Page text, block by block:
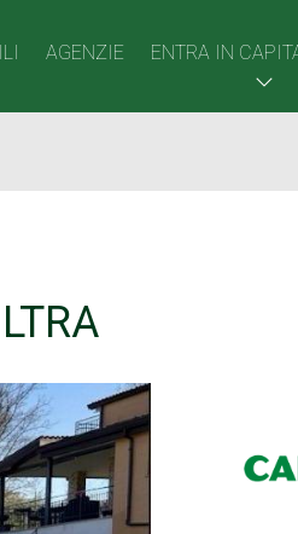
AGENZIE ENTRA IN